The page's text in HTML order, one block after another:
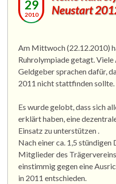
29
2010
Neustart
Am Mittwoch (22.12.2010)
Ruhrolympiade getagt. Viele
Geldgeber sprachen dafür,
2011 nicht stattfinden sollte.
Es wurde gelobt, dass sich
erklärt haben, eine
Einsatz zu unterstützen .
Nach einer ca. 1,5 stündigen
Mitglieder des
einstimmig gegen eine
in 2011 entschieden.